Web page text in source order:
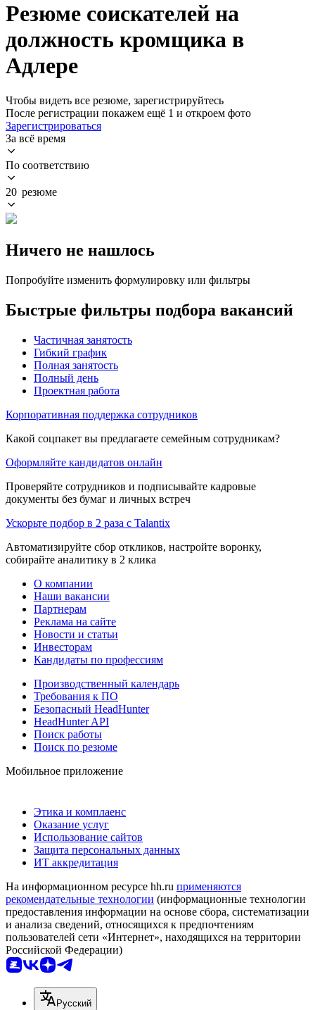
Резюме соискателей на
должность кромщика в
Адлере
Чтобы видеть все резюме, зарегистрируйтесь
После регистрации покажем ещё 1 и откроем фото
Зарегистрироваться
За всё время
По соответствию
20 резюме
Ничего не нашлось
Попробуйте изменить формулировку или фильтры
Быстрые фильтры подбора вакансий
Частичная занятость
Гибкий график
Полная занятость
Полный день
Проектная работа
Корпоративная поддержка сотрудников
Какой соцпакет вы предлагаете семейным сотрудникам?
Оформляйте кандидатов онлайн
Проверяйте сотрудников и подписывайте кадровые
документы без бумаг и личных встреч
Ускорьте подбор в 2 раза с Talantix
Автоматизируйте сбор откликов, настройте воронку,
собирайте аналитику в 2 клика
О компании
Наши вакансии
Партнерам
Реклама на сайте
Новости и статьи
Инвесторам
Кандидаты по профессиям
Производственный календарь
Требования к ПО
Безопасный HeadHunter
HeadHunter API
Поиск работы
Поиск по резюме
Мобильное приложение
Этика и комплаенс
Оказание услуг
Использование сайтов
Защита персональных данных
ИТ аккредитация
На информационном ресурсе hh.ru применяются
рекомендательные технологии (информационные технологии
предоставления информации на основе сбора, систематизации
и анализа сведений, относящихся к предпочтениям
пользователей сети «Интернет», находящихся на территории
Российской Федерации)
Русский